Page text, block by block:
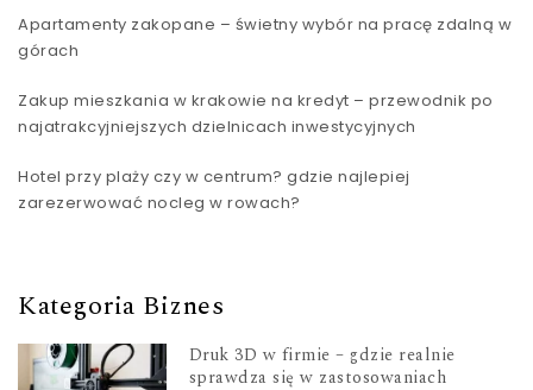
Apartamenty zakopane – świetny wybór na pracę zdalną w
górach
Zakup mieszkania w krakowie na kredyt – przewodnik po
najatrakcyjniejszych dzielnicach inwestycyjnych
Hotel przy plaży czy w centrum? gdzie najlepiej
zarezerwować nocleg w rowach?
Kategoria Biznes
Druk 3D w firmie – gdzie realnie
sprawdza się w zastosowaniach